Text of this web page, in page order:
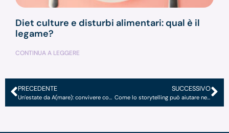
Diet culture e disturbi alimentari: qual è il
legame?
CONTINUA A LEGGERE
PRECEDENTE
Un’estate da A(mare): convivere con un DCA nella bella stagione
SUCCESSIVO
Come lo storytelling può aiutare nel recovery da DCA